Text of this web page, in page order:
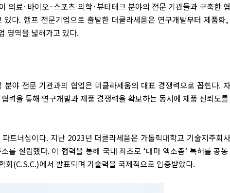
이 의료· 바이오·스포츠 의학·뷰티테크 분야의 전문 기관들과 구축한
있다. 햄프 전문기업으로 출발한 더클라세움은 연구개발부터 제품화
영역을 넓혀가고 있다.
분야 전문 기관과의 협업은 더클라세움의 대표 경쟁력으로 꼽힌다.
력을 통해 연구개발과 제품 경쟁력을 확보하는 동시에 제품 신뢰도
파트너십이다. 지난 2023년 더클라세움은 가톨릭대학교 기술지주회
를 설립했다. 이 협력을 통해 국내 최초로 ‘대마 엑소좀’ 특허를 공동
회(C.S.C.)에서 발표되며 기술력을 국제적으로 입증받았다.